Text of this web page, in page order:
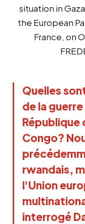
Quelles
de la
Congo?
rwandais,
l'Union
interrogé